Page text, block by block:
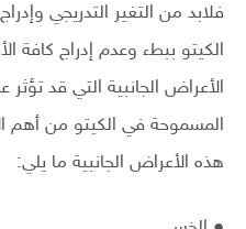
فلابد من التغير التدريجي
الكيتو ببطء وعدم إدراج كافة
الأعراض الجانبية التي قد تؤثر
المسموحة في الكيتو من أهم
هذه الأعراض الجانبية ما يلي: